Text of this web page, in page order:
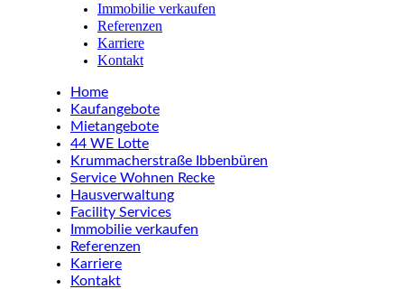
Immobilie verkaufen
Referenzen
Karriere
Kontakt
Home
Kaufangebote
Mietangebote
44 WE Lotte
Krummacherstraße Ibbenbüren
Service Wohnen Recke
Hausverwaltung
Facility Services
Immobilie verkaufen
Referenzen
Karriere
Kontakt